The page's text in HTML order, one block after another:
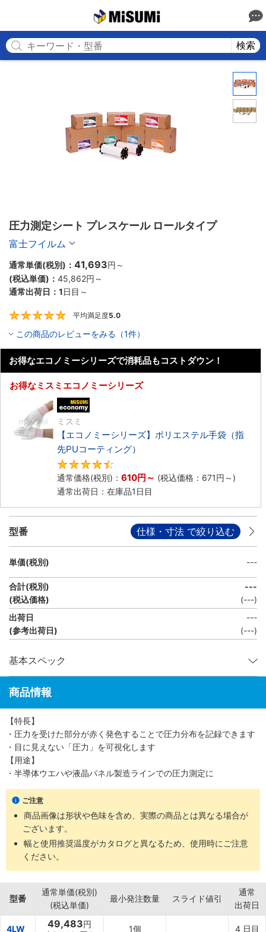
検索
圧力測定シート プレスケール ロールタイプ
富士フイルム
通常単価(税別)： 41,693円 ～
(税込単価)： 45,862円 ～
通常出荷日： 1日目～
平均満足度5.0
この商品のレビューをみる（1件）
お得なエコノミーシリーズで消耗品もコストダウン！
お得なミスミエコノミーシリーズ
ミスミ
【エコノミーシリーズ】ポリエステル手袋（指
先PUコーティング）
通常価格(税別)： 610円 ～ (税込価格： 671円 ～)
通常出荷日：在庫品1日目
型番 仕様・寸法 で絞り込む
単価(税別) ---
合計(税別)
(税込価格)
---
(---)
出荷日
(参考出荷日)
---
(---)
基本スペック
商品情報
【特長】
・圧力を受けた部分が赤く発色することで圧力分布を記録できます
・目に見えない「圧力」を可視化します
【用途】
・半導体ウエハや液晶パネル製造ラインでの圧力測定に
ご注意
商品画像は形状や色味を含め、実際の商品とは異なる場合が
ございます。
幅と使用推奨温度がカタログと異なるため、使用時にご注意
ください。
型番
通常単価(税別)
(税込単価)
最小発注数量 スライド値引
通常
出荷日
4LW 49,483円
1個 4日目